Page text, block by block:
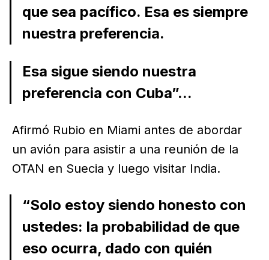
que sea pacífico. Esa es siempre
nuestra preferencia.
Esa sigue siendo nuestra
preferencia con Cuba”...
Afirmó Rubio en Miami antes de abordar
un avión para asistir a una reunión de la
OTAN en Suecia y luego visitar India.
“Solo estoy siendo honesto con
ustedes: la probabilidad de que
eso ocurra, dado con quién